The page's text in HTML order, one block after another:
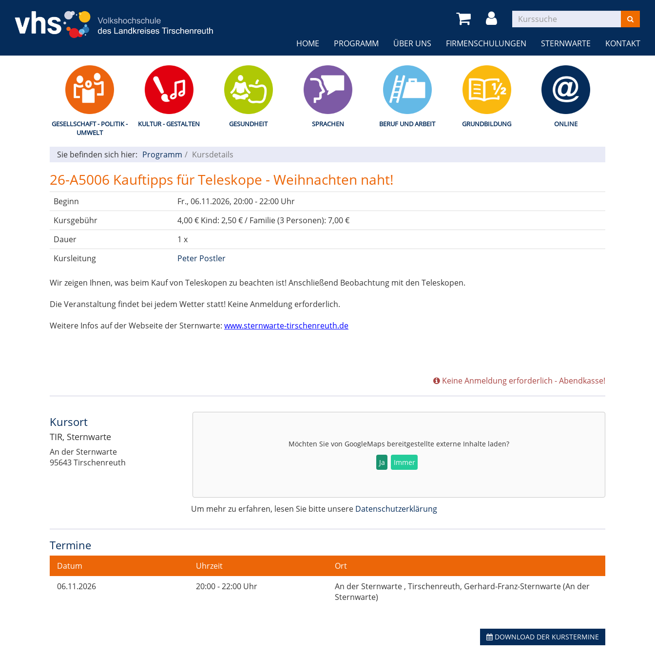
HOME PROGRAMM ÜBER UNS FIRMENSCHULUNGEN STERNWARTE KONTAKT
GESELLSCHAFT - POLITIK -
UMWELT
KULTUR - GESTALTEN GESUNDHEIT SPRACHEN BERUF UND ARBEIT GRUNDBILDUNG ONLINE
Sie befinden sich hier: Programm Kursdetails
26-A5006 Kauftipps für Teleskope - Weihnachten naht!
Beginn Fr., 06.11.2026, 20:00 - 22:00 Uhr
Kursgebühr
4,00 € Kind: 2,50 € / Familie (3 Personen): 7,00 €
Dauer
1 x
Kursleitung
Peter Postler
Wir zeigen Ihnen, was beim Kauf von Teleskopen zu beachten ist! Anschließend Beobachtung mit den Teleskopen.
Die Veranstaltung findet bei jedem Wetter statt! Keine Anmeldung erforderlich.
Weitere Infos auf der Webseite der Sternwarte: www.sternwarte-tirschenreuth.de
Keine Anmeldung erforderlich - Abendkasse!
Kursort
TIR, Sternwarte
An der Sternwarte
95643 Tirschenreuth
Möchten Sie von GoogleMaps bereitgestellte externe Inhalte laden?
Ja
Immer
Um mehr zu erfahren, lesen Sie bitte unsere Datenschutzerklärung
Termine
Datum Uhrzeit
Ort
06.11.2026
20:00 - 22:00 Uhr
An der Sternwarte , Tirschenreuth, Gerhard-Franz-Sternwarte (An der
Sternwarte)
DOWNLOAD DER KURSTERMINE